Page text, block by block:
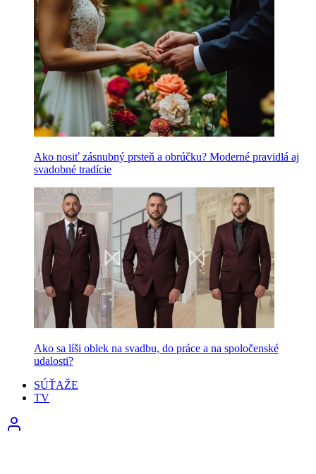
Ako nosiť zásnubný prsteň a obrúčku? Moderné pravidlá aj
svadobné tradície
Ako sa líši oblek na svadbu, do práce a na spoločenské
udalosti?
SÚŤAŽE
TV